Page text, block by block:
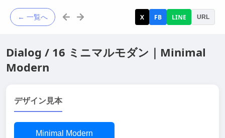
← 一覧へ X FB LINE URL
Dialog / 16 ミニマルモダン｜Minimal
Modern
デザイン見本
Minimal Modern